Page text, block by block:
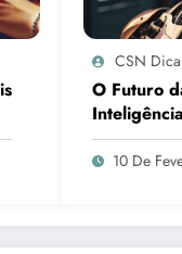
CSN
O Futuro
10 De